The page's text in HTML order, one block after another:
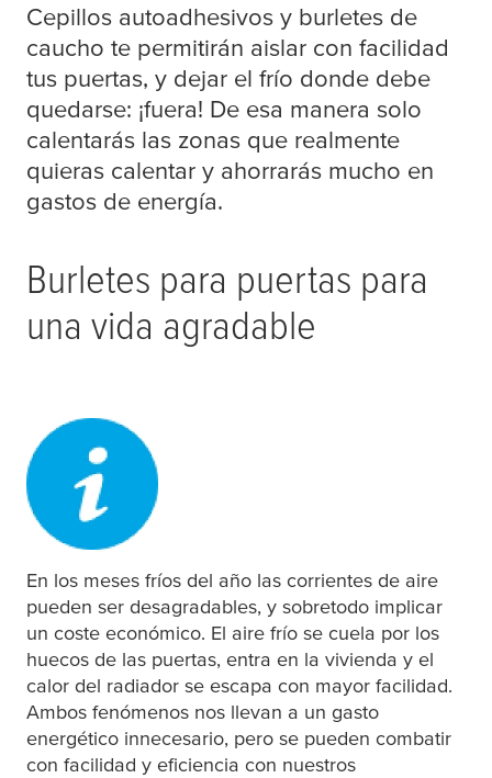
Cepillos autoadhesivos y burletes de
caucho te permitirán aislar con facilidad
tus puertas, y dejar el frío donde debe
quedarse: ¡fuera! De esa manera solo
calentarás las zonas que realmente
quieras calentar y ahorrarás mucho en
gastos de energía.
Burletes para puertas para
una vida agradable
En los meses fríos del año las corrientes de aire
pueden ser desagradables, y sobretodo implicar
un coste económico. El aire frío se cuela por los
huecos de las puertas, entra en la vivienda y el
calor del radiador se escapa con mayor facilidad.
Ambos fenómenos nos llevan a un gasto
energético innecesario, pero se pueden combatir
con facilidad y eficiencia con nuestros